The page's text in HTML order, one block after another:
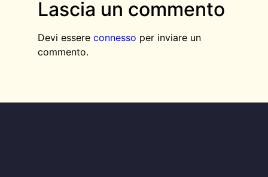
Lascia un commento
Devi essere connesso per inviare un
commento.